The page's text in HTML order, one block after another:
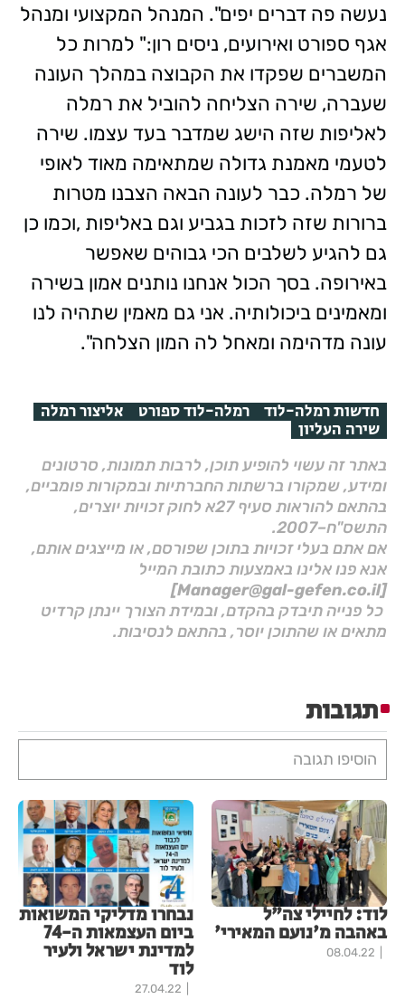
נעשה פה דברים יפים". המנהל המקצועי ומנהל
אגף ספורט ואירועים, ניסים רון:" למרות כל
המשברים שפקדו את הקבוצה במהלך העונה
שעברה, שירה הצליחה להוביל את רמלה
לאליפות שזה הישג שמדבר בעד עצמו. שירה
לטעמי מאמנת גדולה שמתאימה מאוד לאופי
של רמלה. כבר לעונה הבאה הצבנו מטרות
ברורות שזה לזכות בגביע וגם באליפות ,וכמו כן
גם להגיע לשלבים הכי גבוהים שאפשר
באירופה. בסך הכול אנחנו נותנים אמון בשירה
ומאמינים ביכולותיה. אני גם מאמין שתהיה לנו
עונה מדהימה ומאחל לה המון הצלחה".
חדשות רמלה-לוד רמלה-לוד ספורט אליצור רמלה
שירה העליון
באתר זה עשוי להופיע תוכן, לרבות תמונות, סרטונים
ומידע, שמקורו ברשתות החברתיות ובמקורות פומביים,
בהתאם להוראות סעיף 27א לחוק זכויות יוצרים,
התשס"ח–2007.
אם אתם בעלי זכויות בתוכן שפורסם, או מייצגים אותם,
אנא פנו אלינו באמצעות כתובת המייל
[Manager@gal-gefen.co.il]
כל פנייה תיבדק בהקדם, ובמידת הצורך יינתן קרדיט
מתאים או שהתוכן יוסר, בהתאם לנסיבות.
תגובות
הוסיפו תגובה
לוד: לחיילי צה"ל
באהבה מ'נועם המאירי'
08.04.22
נבחרו מדליקי המשואות
ביום העצמאות ה-74
למדינת ישראל ולעיר
לוד
27.04.22